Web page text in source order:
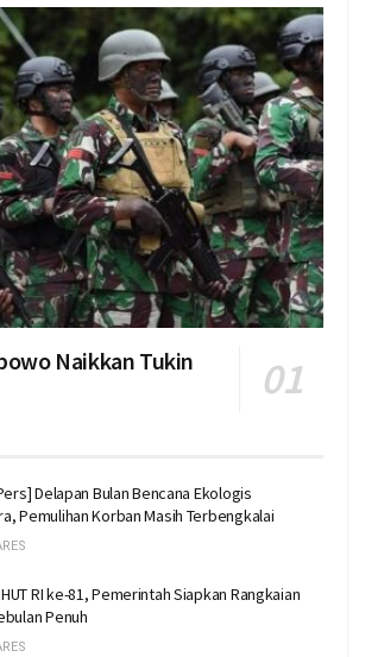
Naikkan Tukin
Delapan Bulan Bencana Ekologis
Pemulihan Korban Masih Terbengkalai
RI ke-81, Pemerintah Siapkan Rangkaian
Penuh